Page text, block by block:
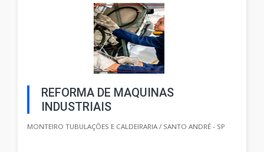
REFORMA DE MAQUINAS
INDUSTRIAIS
MONTEIRO TUBULAÇÕES E CALDEIRARIA / SANTO ANDRÉ - SP